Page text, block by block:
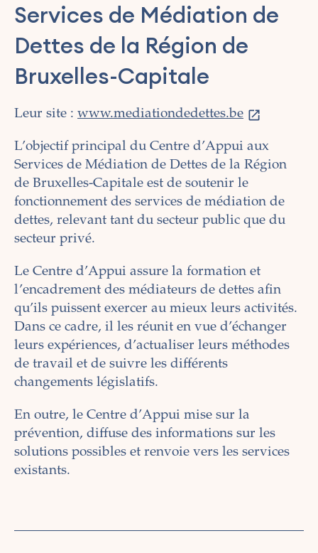
Services de Médiation de
Dettes de la Région de
Bruxelles-Capitale
Leur site : www.mediationdedettes.be
L’objectif principal du Centre d’Appui aux
Services de Médiation de Dettes de la Région
de Bruxelles-Capitale est de soutenir le
fonctionnement des services de médiation de
dettes, relevant tant du secteur public que du
secteur privé.
Le Centre d’Appui assure la formation et
l’encadrement des médiateurs de dettes afin
qu’ils puissent exercer au mieux leurs activités.
Dans ce cadre, il les réunit en vue d’échanger
leurs expériences, d’actualiser leurs méthodes
de travail et de suivre les différents
changements législatifs.
En outre, le Centre d’Appui mise sur la
prévention, diffuse des informations sur les
solutions possibles et renvoie vers les services
existants.